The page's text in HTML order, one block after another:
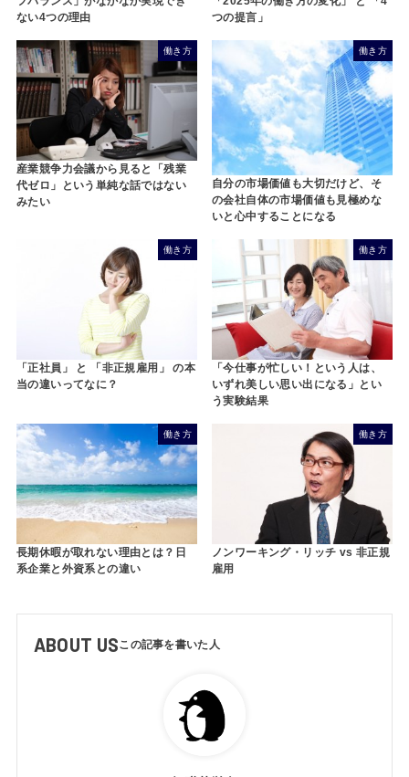
ない4つの理由
つの提言」
働き方
産業競争力会議から見ると「残業
代ゼロ」という単純な話ではない
みたい
働き方
自分の市場価値も大切だけど、そ
の会社自体の市場価値も見極めな
いと心中することになる
働き方
「正社員」 と 「非正規雇用」 の本
当の違いってなに？
働き方
「今仕事が忙しい！という人は、
いずれ美しい思い出になる」とい
う実験結果
働き方
長期休暇が取れない理由とは？日
系企業と外資系との違い
働き方
ノンワーキング・リッチ vs 非正規
雇用
ABOUT US